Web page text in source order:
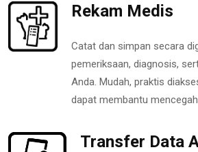
Rekam Medis
Catat dan simpan secara
pemeriksaan, diagnosis,
Anda. Mudah, praktis
dapat membantu
Transfer Data